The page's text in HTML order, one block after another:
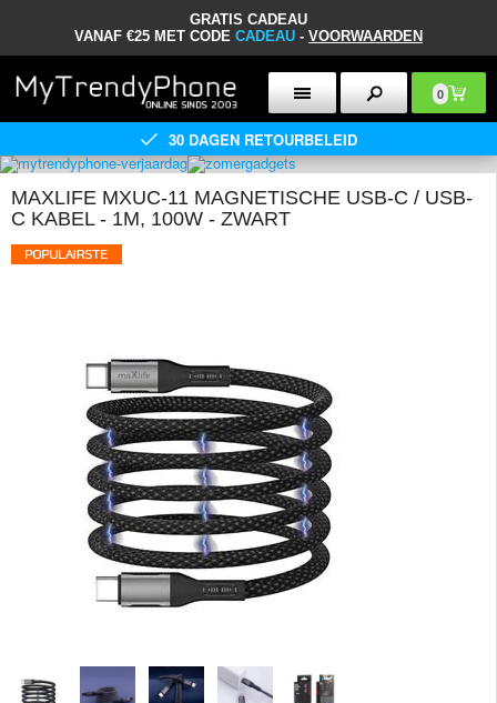
GRATIS CADEAU
VANAF €25 MET CODE CADEAU - VOORWAARDEN
0
30 DAGEN RETOURBELEID
MAXLIFE MXUC-11 MAGNETISCHE USB-C / USB-
C KABEL - 1M, 100W - ZWART